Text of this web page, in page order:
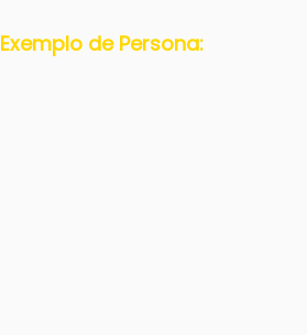
Exemplo de Persona: